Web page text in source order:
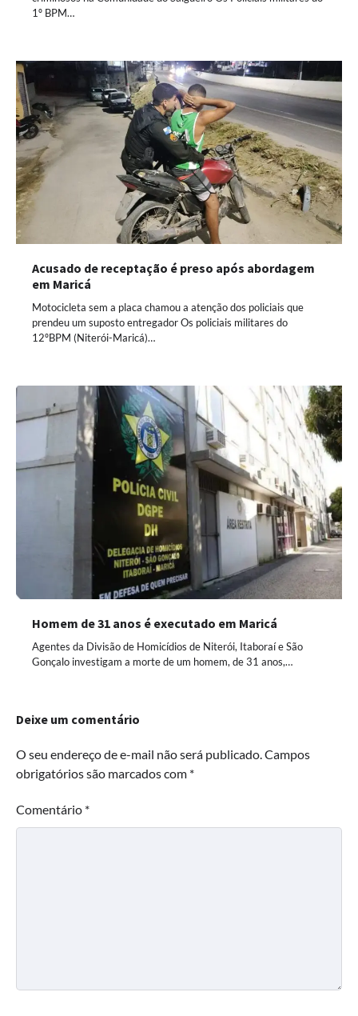
1º BPM…
Acusado de receptação é preso após abordagem
em Maricá
Motocicleta sem a placa chamou a atenção dos policiais que
prendeu um suposto entregador Os policiais militares do
12ºBPM (Niterói-Maricá)…
Homem de 31 anos é executado em Maricá
Agentes da Divisão de Homicídios de Niterói, Itaboraí e São
Gonçalo investigam a morte de um homem, de 31 anos,…
Deixe um comentário
O seu endereço de e-mail não será publicado.Campos
obrigatórios são marcados com *
Comentário *